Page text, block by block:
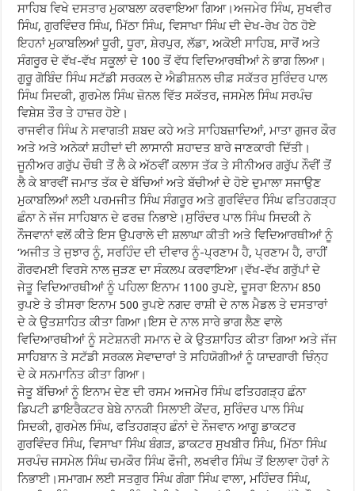
ਸਾਹਿਬ ਵਿਖੇ ਦਸਤਾਰ ਮੁਕਾਬਲਾ ਕਰਵਾਇਆ ਗਿਆ।ਅਜਮੇਰ ਸਿੰਘ, ਸੁਖਵੀਰ
ਸਿੰਘ, ਗੁਰਵਿੰਦਰ ਸਿੰਘ, ਮਿੱਠਾ ਸਿੰਘ, ਵਿਸਾਖਾ ਸਿੰਘ ਦੀ ਦੇਖ-ਰੇਖ ਹੇਠ ਹੋਏ
ਇਹਨਾਂ ਮੁਕਾਬਲਿਆਂ ਧੂਰੀ, ਧੂਰਾ, ਸ਼ੇਰਪੁਰ, ਲੱਡਾ, ਅਕੋਈ ਸਾਹਿਬ, ਸਾਰੋਂ ਅਤੇ
ਸੰਗਰੂਰ ਦੇ ਵੱਖ-ਵੱਖ ਸਕੂਲਾਂ ਦੇ 100 ਤੋਂ ਵੱਧ ਵਿਦਿਆਰਥੀਆਂ ਨੇ ਭਾਗ ਲਿਆ।
ਗੁਰੂ ਗੋਬਿੰਦ ਸਿੰਘ ਸਟੱਡੀ ਸਰਕਲ ਦੇ ਐਡੀਸ਼ਨਲ ਚੀਫ਼ ਸਕੱਤਰ ਸੁਰਿੰਦਰ ਪਾਲ
ਸਿੰਘ ਸਿਦਕੀ, ਗੁਰਮੇਲ ਸਿੰਘ ਜ਼ੋਨਲ ਵਿੱਤ ਸਕੱਤਰ, ਜਸਮੇਲ ਸਿੰਘ ਸਰਪੰਚ
ਵਿਸ਼ੇਸ਼ ਤੌਰ ਤੇ ਹਾਜ਼ਰ ਹੋਏ।
ਰਾਜਵੀਰ ਸਿੰਘ ਨੇ ਸਵਾਗਤੀ ਸ਼ਬਦ ਕਹੇ ਅਤੇ ਸਾਹਿਬਜ਼ਾਦਿਆਂ, ਮਾਤਾ ਗੁਜਰ ਕੌਰ
ਅਤੇ ਅਤੇ ਅਨੇਕਾਂ ਸ਼ਹੀਦਾਂ ਦੀ ਲਾਸਾਨੀ ਸ਼ਹਾਦਤ ਬਾਰੇ ਜਾਣਕਾਰੀ ਦਿੱਤੀ।
ਜੂਨੀਅਰ ਗਰੁੱਪ ਚੌਥੀ ਤੋਂ ਲੈ ਕੇ ਅੱਠਵੀਂ ਕਲਾਸ ਤੱਕ ਤੇ ਸੀਨੀਅਰ ਗਰੁੱਪ ਨੌਵੀਂ ਤੋਂ
ਲੈ ਕੇ ਬਾਰਵੀਂ ਜਮਾਤ ਤੱਕ ਦੇ ਬੱਚਿਆਂ ਅਤੇ ਬੱਚੀਆਂ ਦੇ ਹੋਏ ਦੁਮਾਲਾ ਸਜਾਉਣ
ਮੁਕਾਬਲਿਆਂ ਲਈ ਪਰਮਜੀਤ ਸਿੰਘ ਸੰਗਰੂਰ ਅਤੇ ਗੁਰਵਿੰਦਰ ਸਿੰਘ ਫਤਿਹਗੜ੍ਹ
ਛੰਨਾ ਨੇ ਜੱਜ ਸਾਹਿਬਾਨ ਦੇ ਫਰਜ਼ ਨਿਭਾਏ।ਸੁਰਿੰਦਰ ਪਾਲ ਸਿੰਘ ਸਿਦਕੀ ਨੇ
ਨੌਜਵਾਨਾਂ ਵਲੋਂ ਕੀਤੇ ਇਸ ਉਪਰਾਲੇ ਦੀ ਸ਼ਲਾਘਾ ਕੀਤੀ ਅਤੇ ਵਿਦਿਆਰਥੀਆਂ ਨੂੰ
‘ਅਜੀਤ ਤੇ ਜੁਝਾਰ ਨੂੰ, ਸਰਹਿੰਦ ਦੀ ਦੀਵਾਰ ਨੂੰ-ਪ੍ਰਣਾਮ ਹੈ, ਪ੍ਰਣਾਮ ਹੈ, ਰਾਹੀਂ
ਗੌਰਵਮਈ ਵਿਰਸੇ ਨਾਲ ਜੁੜਣ ਦਾ ਸੰਕਲਪ ਕਰਵਾਇਆ।ਵੱਖ-ਵੱਖ ਗਰੁੱਪਾਂ ਦੇ
ਜੇਤੂ ਵਿਦਿਆਰਥੀਆਂ ਨੂੰ ਪਹਿਲਾ ਇਨਾਮ 1100 ਰੁਪਏ, ਦੂਸਰਾ ਇਨਾਮ 850
ਰੁਪਏ ਤੇ ਤੀਸਰਾ ਇਨਾਮ 500 ਰੁਪਏ ਨਗਦ ਰਾਸ਼ੀ ਦੇ ਨਾਲ ਮੈਡਲ ਤੇ ਦਸਤਾਰਾਂ
ਦੇ ਕੇ ਉਤਸ਼ਾਹਿਤ ਕੀਤਾ ਗਿਆ।ਇਸ ਦੇ ਨਾਲ ਸਾਰੇ ਭਾਗ ਲੈਣ ਵਾਲੇ
ਵਿਦਿਆਰਥੀਆਂ ਨੂੰ ਸਟੇਸ਼ਨਰੀ ਸਮਾਨ ਦੇ ਕੇ ਉਤਸ਼ਾਹਿਤ ਕੀਤਾ ਗਿਆ ਅਤੇ ਜੱਜ
ਸਾਹਿਬਾਨ ਤੇ ਸਟੱਡੀ ਸਰਕਲ ਸੇਵਾਦਾਰਾਂ ਤੇ ਸਹਿਯੋਗੀਆਂ ਨੂੰ ਯਾਦਗਾਰੀ ਚਿੰਨ੍ਹ
ਦੇ ਕੇ ਸਨਮਾਨਿਤ ਕੀਤਾ ਗਿਆ।
ਜੇਤੂ ਬੱਚਿਆਂ ਨੂੰ ਇਨਾਮ ਦੇਣ ਦੀ ਰਸਮ ਅਜਮੇਰ ਸਿੰਘ ਫਤਿਹਗੜ੍ਹ ਛੰਨਾ
ਡਿਪਟੀ ਡਾਇਰੈਕਟਰ ਬੇਬੇ ਨਾਨਕੀ ਸਿਲਾਈ ਕੇਂਦਰ, ਸੁਰਿੰਦਰ ਪਾਲ ਸਿੰਘ
ਸਿਦਕੀ, ਗੁਰਮੇਲ ਸਿੰਘ, ਫਤਿਹਗੜ੍ਹ ਛੰਨਾਂ ਦੇ ਨੌਜਵਾਨ ਆਗੂ ਡਾਕਟਰ
ਗੁਰਵਿੰਦਰ ਸਿੰਘ, ਵਿਸਾਖਾ ਸਿੰਘ ਬੰਗੜ, ਡਾਕਟਰ ਸੁਖਬੀਰ ਸਿੰਘ, ਮਿੱਠਾ ਸਿੰਘ
ਸਰਪੰਚ ਜਸਮੇਲ ਸਿੰਘ ਚਮਕੌਰ ਸਿੰਘ ਫੌਜੀ, ਲਖਵੀਰ ਸਿੰਘ ਤੋਂ ਇਲਾਵਾ ਹੋਰਾਂ ਨੇ
ਨਿਭਾਈ।ਸਮਾਗਮ ਲਈ ਸਤਗੁਰ ਸਿੰਘ ਗੰਗਾ ਸਿੰਘ ਵਾਲਾ, ਮਹਿੰਦਰ ਸਿੰਘ,